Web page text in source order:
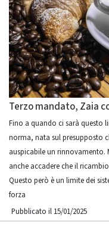
Terzo mandato, Zaia
Fino a quando ci sarà questo
norma, nata sul presupposto
auspicabile un
anche accadere che il
Questo però è un limite dei
forza
Pubblicato il 15/01/2025